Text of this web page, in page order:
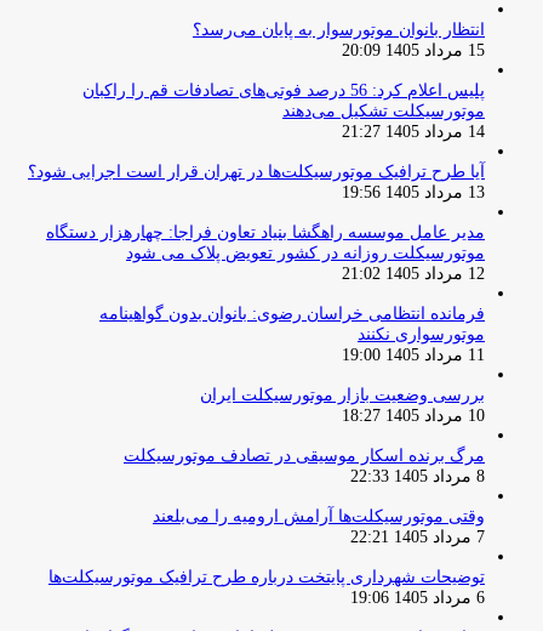
انتظار بانوان موتورسوار به پایان می‌رسد؟
15 مرداد 1405 20:09
پلیس اعلام کرد: 56 درصد فوتی‌های تصادفات قم را راکبان
موتورسیکلت تشکیل می‌دهند
14 مرداد 1405 21:27
آیا طرح ترافیک موتورسیکلت‌ها در تهران قرار است اجرایی شود؟
13 مرداد 1405 19:56
مدیر عامل موسسه راهگشا بنیاد تعاون فراجا: چهارهزار دستگاه
موتورسیکلت روزانه در کشور تعویض پلاک می شود
12 مرداد 1405 21:02
فرمانده انتظامی خراسان رضوی: بانوان بدون گواهینامه
موتورسواری نکنند
11 مرداد 1405 19:00
بررسی وضعیت بازار موتورسیکلت ایران
10 مرداد 1405 18:27
مرگ برنده اسکار موسیقی در تصادف موتورسیکلت
8 مرداد 1405 22:33
وقتی موتورسیکلت‌ها آرامش ارومیه را می‌بلعند
7 مرداد 1405 22:21
توضیحات شهرداری پایتخت درباره طرح ترافیک موتورسیکلت‌ها
6 مرداد 1405 19:06